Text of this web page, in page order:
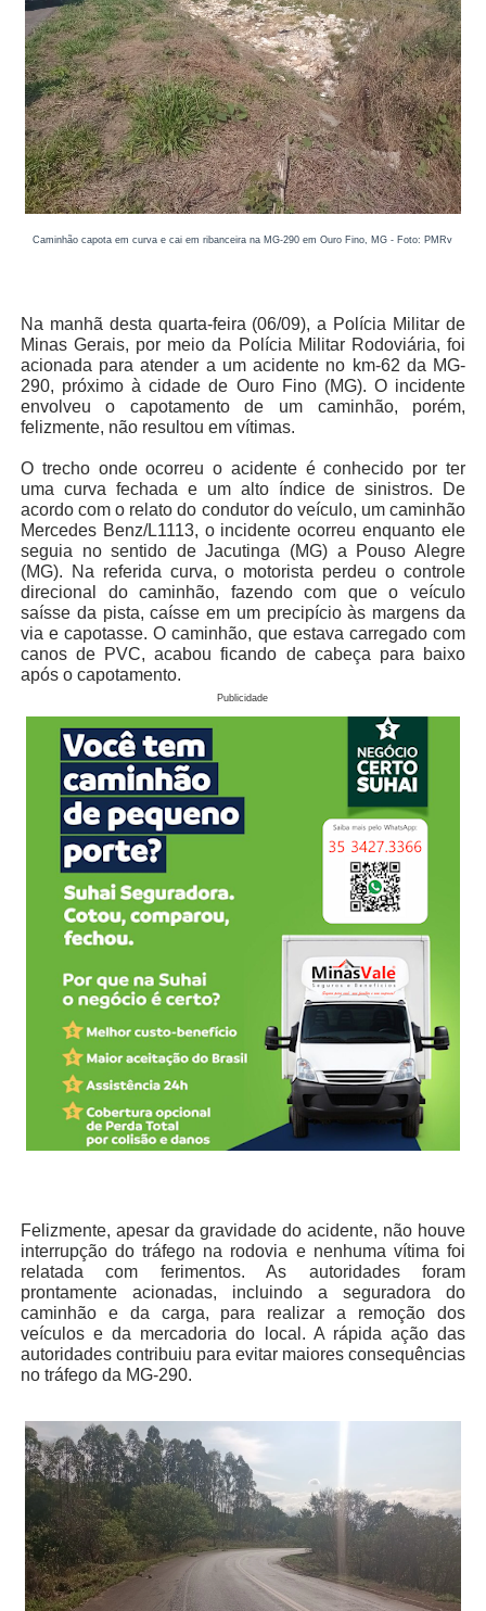
Caminhão capota em curva e cai em ribanceira na MG-290 em Ouro Fino, MG - Foto: PMRv
Na manhã desta quarta-feira (06/09), a Polícia Militar de
Minas Gerais, por meio da Polícia Militar Rodoviária, foi
acionada para atender a um acidente no km-62 da MG-
290, próximo à cidade de Ouro Fino (MG). O incidente
envolveu o capotamento de um caminhão, porém,
felizmente, não resultou em vítimas.
O trecho onde ocorreu o acidente é conhecido por ter
uma curva fechada e um alto índice de sinistros. De
acordo com o relato do condutor do veículo, um caminhão
Mercedes Benz/L1113, o incidente ocorreu enquanto ele
seguia no sentido de Jacutinga (MG) a Pouso Alegre
(MG). Na referida curva, o motorista perdeu o controle
direcional do caminhão, fazendo com que o veículo
saísse da pista, caísse em um precipício às margens da
via e capotasse. O caminhão, que estava carregado com
canos de PVC, acabou ficando de cabeça para baixo
após o capotamento.
Publicidade
Felizmente, apesar da gravidade do acidente, não houve
interrupção do tráfego na rodovia e nenhuma vítima foi
relatada com ferimentos. As autoridades foram
prontamente acionadas, incluindo a seguradora do
caminhão e da carga, para realizar a remoção dos
veículos e da mercadoria do local. A rápida ação das
autoridades contribuiu para evitar maiores consequências
no tráfego da MG-290.